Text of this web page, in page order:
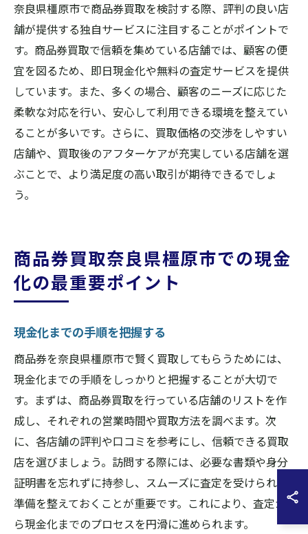
奈良県橿原市で商品券買取を検討する際、評判の良い店
舗が提供する独自サービスに注目することがポイントで
す。商品券買取で信頼を集めている店舗では、顧客の便
宜を図るため、即日現金化や無料の査定サービスを提供
しています。また、多くの場合、顧客のニーズに応じた
柔軟な対応を行い、安心して利用できる環境を整えてい
ることが多いです。さらに、買取価格の交渉をしやすい
店舗や、買取後のアフターケアが充実している店舗を選
ぶことで、より満足度の高い取引が期待できるでしょ
う。
商品券買取奈良県橿原市での現金
化の最重要ポイント
現金化までの手順を把握する
商品券を奈良県橿原市で賢く買取してもらうためには、
現金化までの手順をしっかりと把握することが大切で
す。まずは、商品券買取を行っている店舗のリストを作
成し、それぞれの営業時間や買取方法を調べます。次
に、各店舗の評判や口コミを参考にし、信頼できる買取
店を選びましょう。訪問する際には、必要な書類や身分
証明書を忘れずに持参し、スムーズに査定を受けられる
準備を整えておくことが重要です。これにより、査定か
ら現金化までのプロセスを円滑に進められます。